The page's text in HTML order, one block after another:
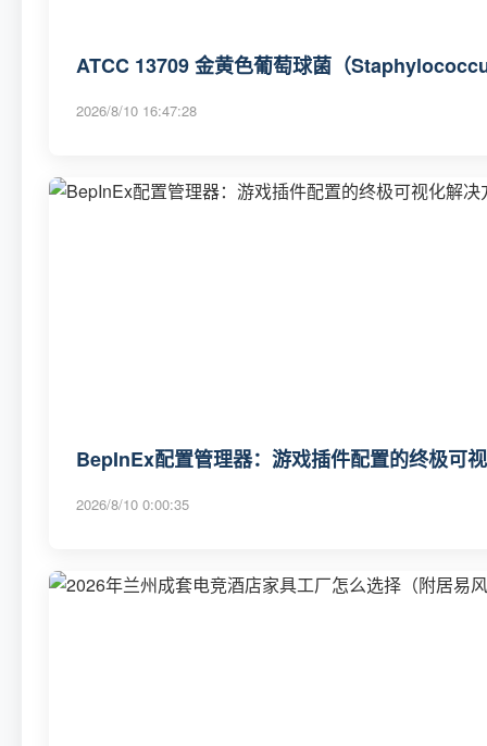
ATCC 13709 金黄色葡萄球菌（
2026/8/10 16:47:28
BepInEx配置管理器：游戏插件配置的终极可
2026/8/10 0:00:35